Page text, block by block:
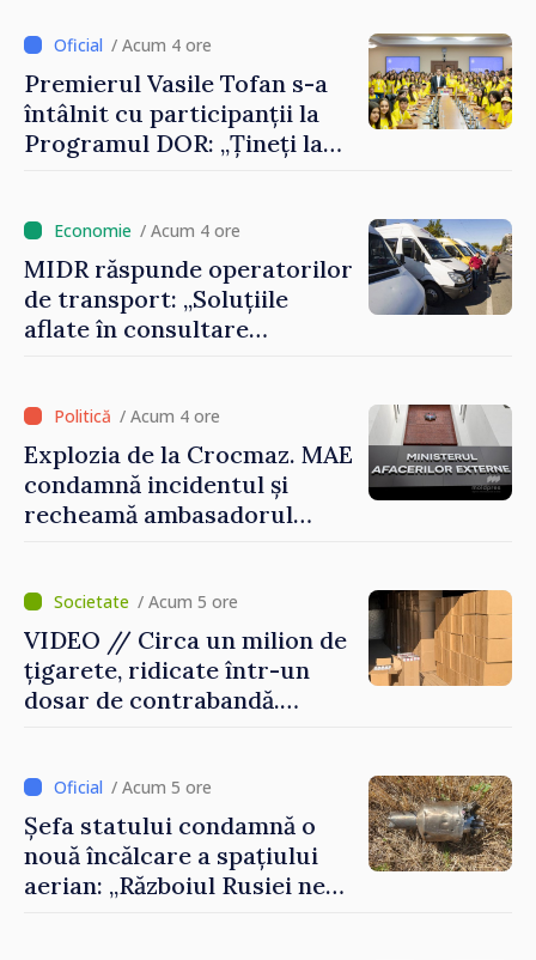
an”
/ Acum 4 ore
Premierul Vasile Tofan s-a
întâlnit cu participanții la
Programul DOR: „Țineți la
doar astfel puteți reuși”
/ Acum 4 ore
MIDR răspunde operatorilor
de transport: „Soluțiile
aflate în consultare
sigure, regulate și
accesibile”
/ Acum 4 ore
Explozia de la Crocmaz. MAE
condamnă incidentul și
recheamă ambasadorul
/ Acum 5 ore
VIDEO // Circa un milion de
țigarete, ridicate într-un
dosar de contrabandă.
/ Acum 5 ore
Șefa statului condamnă o
nouă încălcare a spațiului
aerian: „Războiul Rusiei ne